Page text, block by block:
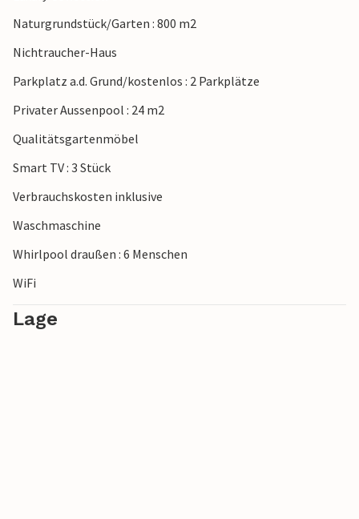
Naturgrundstück/Garten : 800 m2
Nichtraucher-Haus
Parkplatz a.d. Grund/kostenlos : 2 Parkplätze
Privater Aussenpool : 24 m2
Qualitätsgartenmöbel
Smart TV : 3 Stück
Verbrauchskosten inklusive
Waschmaschine
Whirlpool draußen : 6 Menschen
WiFi
Lage